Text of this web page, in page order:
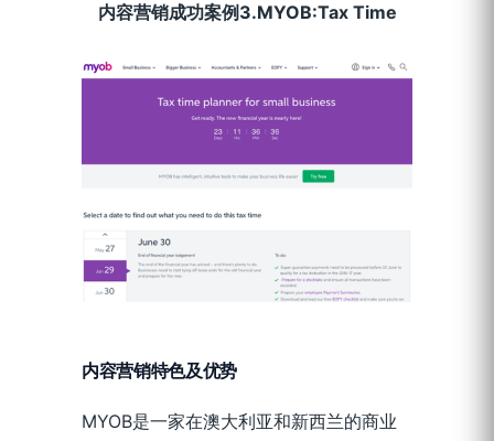
内容营销成功案例3.MYOB:Tax Time
内容营销特色及优势
MYOB是一家在澳大利亚和新西兰的商业